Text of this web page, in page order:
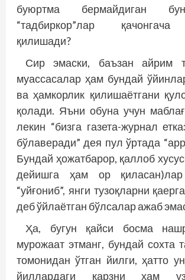
буюртма бермайдиган
“тадбиркор”лар қачонгача
қилишади?
Сир эмаски, баъзан айрим
муассасалар ҳам бундай
ва ҳамкорлик қилишаётгани
қолади. Яъни обуна учун
лекин “бизга газета-журнал
бўлаверади” дея пул ўртада
Бундай ҳожатбарор, қаллоб
дейишга ҳам ор
“уйғониб”, янги тузоқларни
деб ўйлаётган бўлсалар ажаб
Ҳа, бугун қайси босма
мурожаат этманг, бундай сохта
томонидан ўтган йилги, ҳатто
йиллардаги қарзни ҳам